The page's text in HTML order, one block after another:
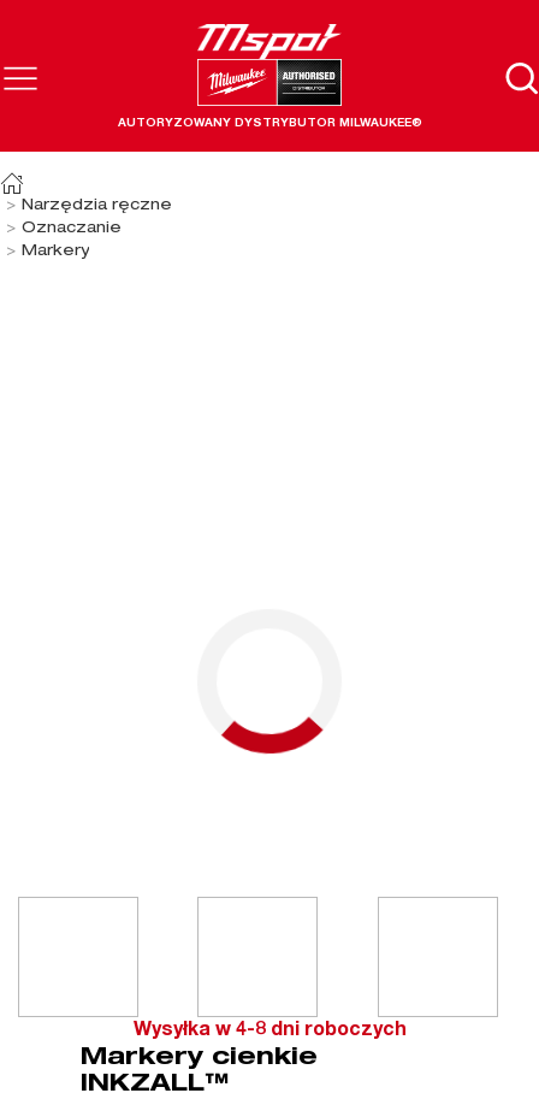
AUTORYZOWANY DYSTRYBUTOR MILWAUKEE®
Narzędzia ręczne
Oznaczanie
Markery
Wysyłka w 4-8 dni roboczych
Markery cienkie
INKZALL™